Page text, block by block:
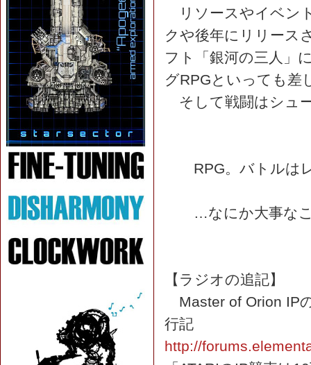
リソースやイベン
クや後年にリリース
フト「銀河の三人」
グRPGといっても差
そして戦闘はシュ
RPG。バトルはレ
…なにか大事なこ
【ラジオの追記】
Master of Orion IP
行記
http://